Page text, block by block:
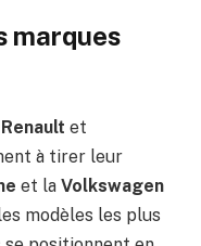
marques
Renault et
à tirer leur
et la Volkswagen
modèles les plus